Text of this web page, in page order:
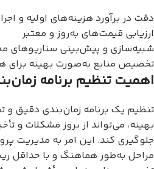
دقت در برآورد هزینه‌های اولیه و
ارزیابی قیمت‌های به‌روز و معتبر
شبیه‌سازی و پیش‌بینی سناریوهای
تخصیص منابع به‌صورت بهینه برای
اهمیت تنظیم برنامه
تنظیم یک برنامه زمان‌بندی دقیق
بهینه، می‌تواند از بروز مشکلات و
جلوگیری کند. این امر به مدیریت
مراحل به‌طور هماهنگ و با حداقل